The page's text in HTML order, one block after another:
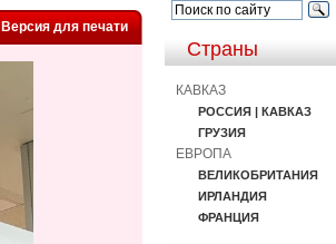
Версия для печати
Страны
КАВКАЗ
РОССИЯ | КАВКАЗ
ГРУЗИЯ
ЕВРОПА
ВЕЛИКОБРИТАНИЯ
ИРЛАНДИЯ
ФРАНЦИЯ